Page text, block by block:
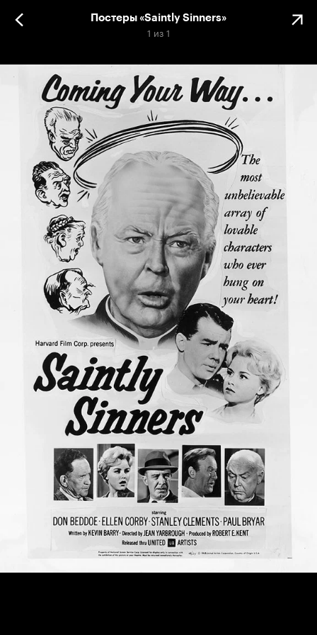
Постеры «Saintly Sinners»
1 из 1